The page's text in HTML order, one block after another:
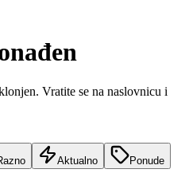
Vratite se na naslovnicu i
Aktualno Ponude